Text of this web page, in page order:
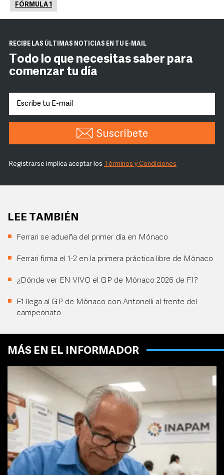
FÓRMULA 1
RECIBE LAS ÚLTIMAS NOTICIAS EN TU E-MAIL
Todo lo que necesitas saber para
comenzar tu día
Suscríbete
Registrarse implica aceptar los Términos y Condiciones
LEE TAMBIÉN
Ferrari se adueña del primer día en Mónaco
Ferrari firma el 1-2 en la primera práctica libre de Mónaco
¿Dónde ver EN VIVO el GP de Mónaco 2026 de F1?
F1 llega al GP de Mónaco con Antonelli al frente del
campeonato
MÁS EN EL INFORMADOR